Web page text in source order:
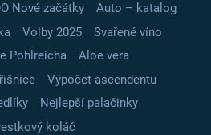
Nové začátky
Auto – katalog
Volby 2025
Svařené víno
Pohlreicha
Aloe vera
Výpočet ascendentu
Nejlepší palačinky
koláč